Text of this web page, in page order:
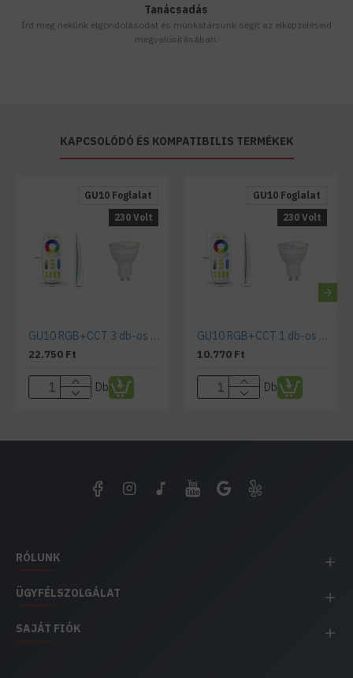
Tanácsadás
Írd meg nekünk elgondolásodat és munkatársunk segít az elképzeléseid
megvalósításában.
KAPCSOLÓDÓ ÉS KOMPATIBILIS TERMÉKEK
GU10 Foglalat
230 Volt
GU10 RGB+CCT 3 db-os smart izzó szett távirányítóval
22.750 Ft
Db
GU10 Foglalat
230 Volt
GU10 RGB+CCT 1 db-os smart izzó szett távirányítóval
10.770 Ft
Db
RÓLUNK
ÜGYFÉLSZOLGÁLAT
SAJÁT FIÓK